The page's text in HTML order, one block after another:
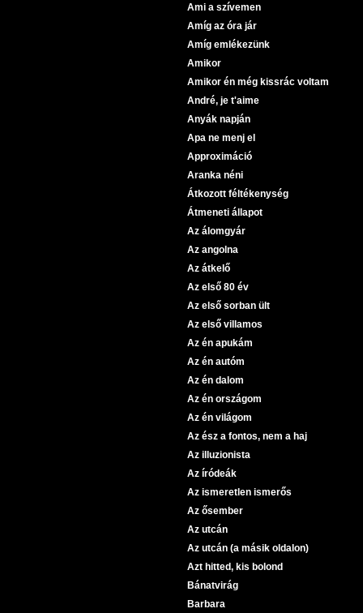
Ami a szívemen
Amíg az óra jár
Amíg emlékezünk
Amikor
Amikor én még kissrác voltam
André, je t'aime
Anyák napján
Apa ne menj el
Approximáció
Aranka néni
Átkozott féltékenység
Átmeneti állapot
Az álomgyár
Az angolna
Az átkelő
Az első 80 év
Az első sorban ült
Az első villamos
Az én apukám
Az én autóm
Az én dalom
Az én országom
Az én világom
Az ész a fontos, nem a haj
Az illuzionista
Az íródeák
Az ismeretlen ismerős
Az ősember
Az utcán
Az utcán (a másik oldalon)
Azt hitted, kis bolond
Bánatvirág
Barbara